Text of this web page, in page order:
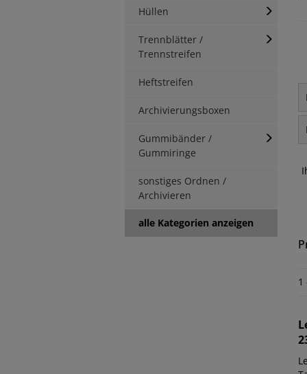
Hüllen
Trennblätter /
Trennstreifen
Heftstreifen
Archivierungsboxen
Gummibänder /
Gummiringe
sonstiges Ordnen /
Archivieren
alle Kategorien anzeigen
1